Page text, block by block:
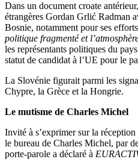
Dans un document croate
étrangères Gordan Grlić Radman
Bosnie, notamment pour ses
politique fragmenté et
les représentants politiques du
statut de candidat à l’UE pour le
La Slovénie figurait parmi les
Chypre, la Grèce et la Hongrie.
Le mutisme de Charles Michel
Invité à s’exprimer sur la
le bureau de Charles Michel, par
porte-parole a déclaré à